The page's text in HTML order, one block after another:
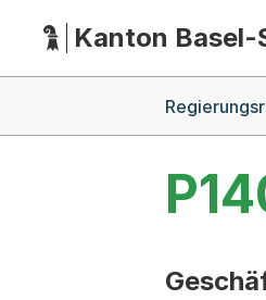
Hauptnavigation
Kanton